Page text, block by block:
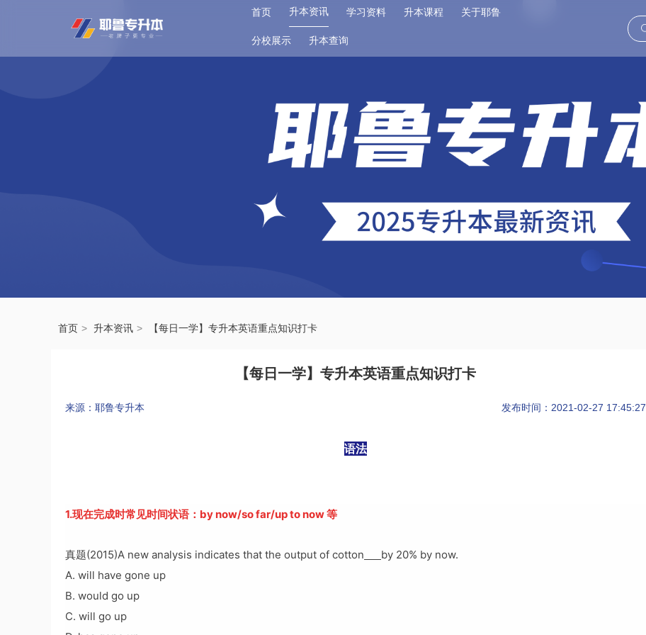
首页 升本资讯 学习资料 升本课程 关于耶鲁
分校展示 升本查询
首页 升本资讯 【每日一学】专升本英语重点知识打卡
【每日一学】专升本英语重点知识打卡
来源：耶鲁专升本 发布时间：2021-02-27 17:45:27
语法
1.现在完成时常见时间状语：by now/so far/up to now 等
真题(2015)A new analysis indicates that the output of cotton
by 20% by now.
A. will have gone up
B. would go up
C. will go up